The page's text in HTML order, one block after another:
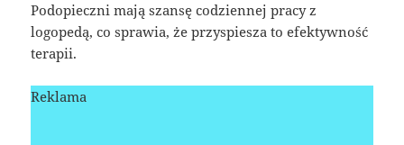
Podopieczni mają szansę codziennej pracy z
logopedą, co sprawia, że przyspiesza to efektywność
terapii.
Reklama